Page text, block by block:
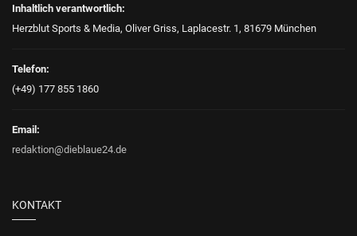
Inhaltlich verantwortlich:
Herzblut Sports & Media, Oliver Griss, Laplacestr. 1, 81679 München
Telefon:
(+49) 177 855 1860
Email:
redaktion@dieblaue24.de
KONTAKT